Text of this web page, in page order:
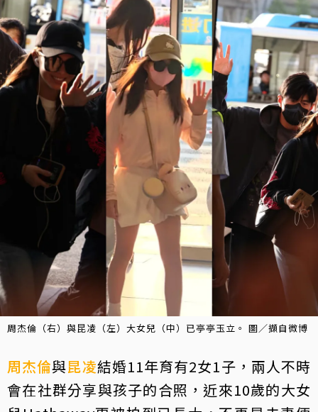
周杰倫（右）與昆凌（左）大女兒（中）已亭亭玉立。 圖／擷自微博
周杰倫與昆凌結婚11年育有2女1子，兩人不時
會在社群分享與孩子的合照，近來10歲的大女